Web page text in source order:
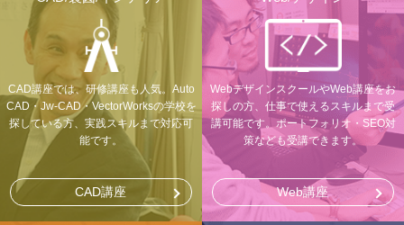
CAD講座では、研修講座も人気。Auto
CAD・Jw-CAD・VectorWorksの学校を
探している方、実践スキルまで対応可
能です。
CAD講座
WebデザインスクールやWeb講座をお
探しの方、仕事で使えるスキルまで受
講可能です。ポートフォリオ・SEO対
策なども受講できます。
Web講座